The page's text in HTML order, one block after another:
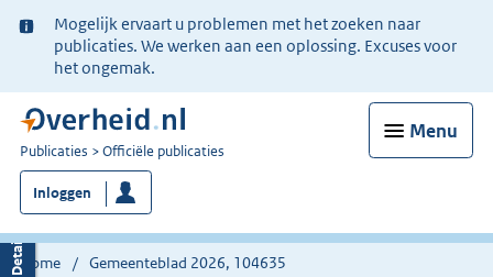
Ter
informatie:
Mogelijk ervaart u problemen met het zoeken naar
publicaties. We werken aan een oplossing. Excuses voor
het ongemak.
Menu
U
bent
nu
hier:
Publicaties Officiële publicaties
Inloggen
Home Gemeenteblad 2026, 104635